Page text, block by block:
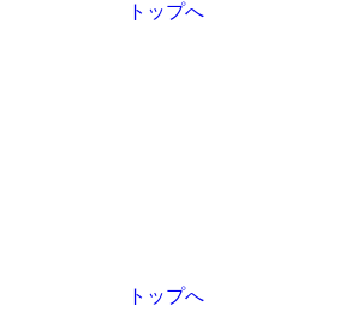
トップへ
トップへ